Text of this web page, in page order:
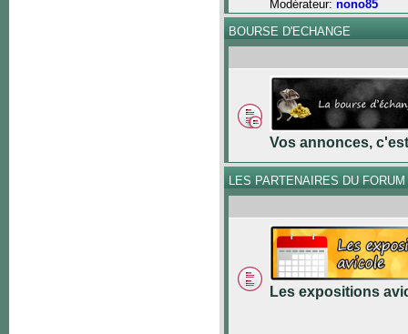
Modérateur: nono85
BOURSE D'ECHANGE
Vos annonces,
LES PARTENAIRES DU FORUM
Les expositions